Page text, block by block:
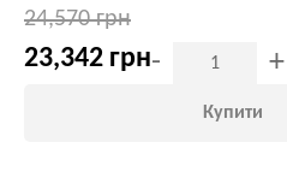
24,570 грн
23,342 грн- +
Купити